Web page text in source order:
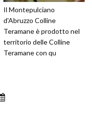
Il Montepulciano
d'Abruzzo Colline
Teramane è prodotto nel
territorio delle Colline
Teramane con qu